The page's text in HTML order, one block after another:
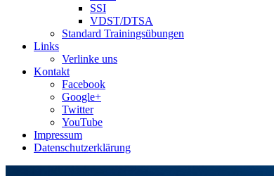
SSI
VDST/DTSA
Standard Trainingsübungen
Links
Verlinke uns
Kontakt
Facebook
Google+
Twitter
YouTube
Impressum
Datenschutzerklärung